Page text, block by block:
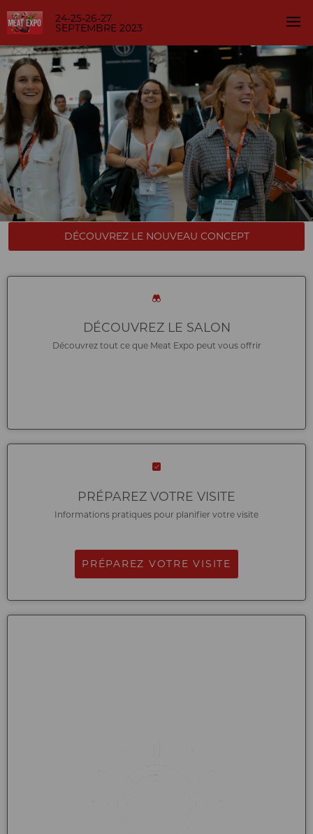
24-25-26-27
SEPTEMBRE 2023
DÉCOUVREZ LE NOUVEAU CONCEPT
DÉCOUVREZ LE SALON
Découvrez tout ce que Meat Expo peut vous offrir
PRÉPAREZ VOTRE VISITE
Informations pratiques pour planifier votre visite
PRÉPAREZ VOTRE VISITE